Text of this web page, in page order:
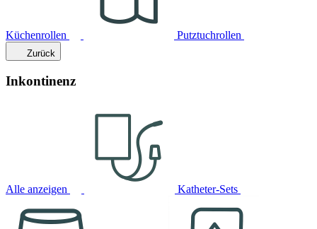
Küchenrollen Putztuchrollen
Zurück
Inkontinenz
Alle anzeigen Katheter-Sets